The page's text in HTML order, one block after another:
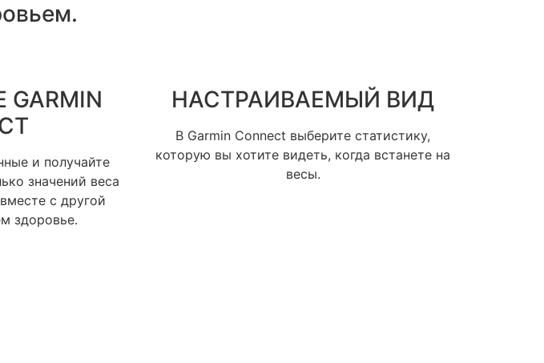
и получайте
значений веса
с другой
здоровье.
НАСТРАИВАЕМЫЙ ВИД
В Garmin Connect выберите статистику,
которую вы хотите видеть, когда встанете на
весы.
персональных данных